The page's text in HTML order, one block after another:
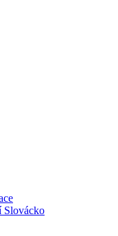
Slovácko